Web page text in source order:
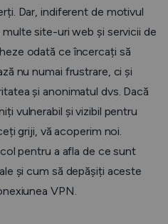
Dar, indiferent de motivul
site-uri web și servicii de
odată ce încercați să
nu numai frustrare, ci și
și anonimatul dvs. Dacă
vulnerabil și vizibil pentru
griji, vă acoperim noi.
pentru a afla de ce sunt
și cum să depășiți aceste
VPN.